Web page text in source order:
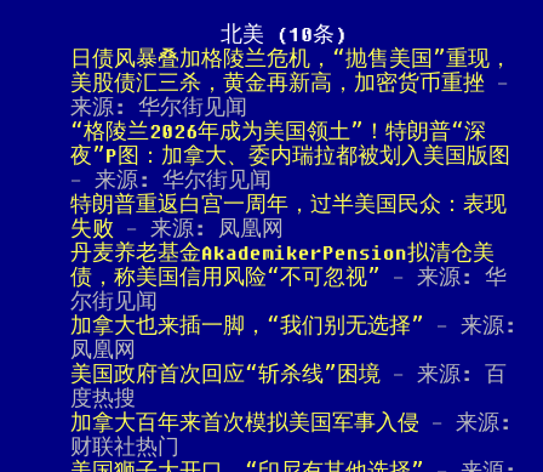
北美 (10条)
日债风暴叠加格陵兰危机，“抛售美国”重现，
美股债汇三杀，黄金再新高，加密货币重挫 -
来源: 华尔街见闻
“格陵兰2026年成为美国领土”！特朗普“深
夜”P图：加拿大、委内瑞拉都被划入美国版图
- 来源: 华尔街见闻
特朗普重返白宫一周年，过半美国民众：表现
失败 - 来源: 凤凰网
丹麦养老基金AkademikerPension拟清仓美
债，称美国信用风险“不可忽视” - 来源: 华
尔街见闻
加拿大也来插一脚，“我们别无选择” - 来源:
凤凰网
美国政府首次回应“斩杀线”困境 - 来源: 百
度热搜
加拿大百年来首次模拟美国军事入侵 - 来源:
财联社热门